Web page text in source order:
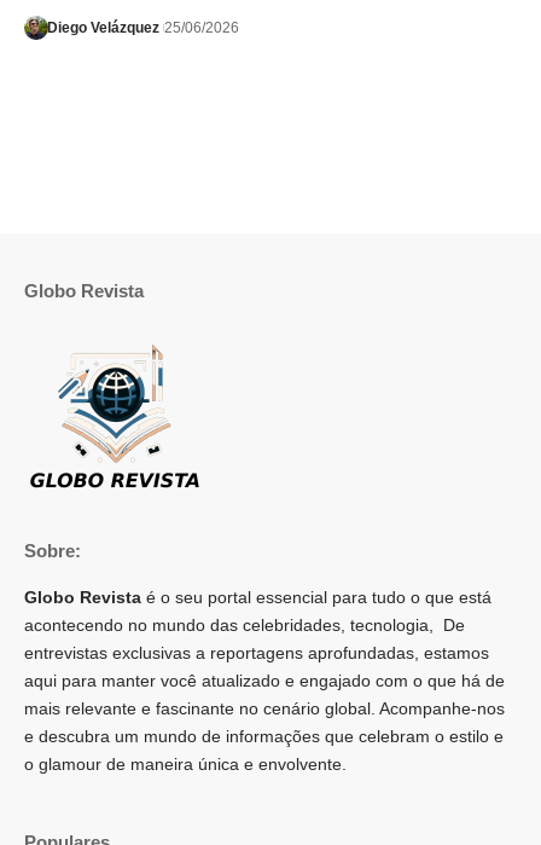
Diego Velázquez 25/06/2026
Globo Revista
Sobre:
Globo Revista é o seu portal essencial para tudo o que está
acontecendo no mundo das celebridades, tecnologia, De
entrevistas exclusivas a reportagens aprofundadas, estamos
aqui para manter você atualizado e engajado com o que há de
mais relevante e fascinante no cenário global. Acompanhe-nos
e descubra um mundo de informações que celebram o estilo e
o glamour de maneira única e envolvente.